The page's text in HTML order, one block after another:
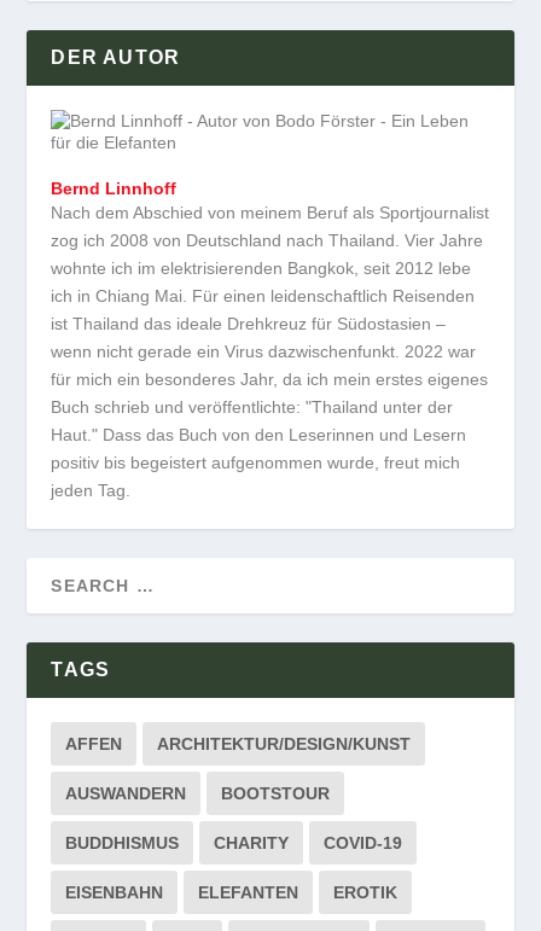
DER AUTOR
Bernd Linnhoff
Nach dem Abschied von meinem Beruf als Sportjournalist
zog ich 2008 von Deutschland nach Thailand. Vier Jahre
wohnte ich im elektrisierenden Bangkok, seit 2012 lebe
ich in Chiang Mai. Für einen leidenschaftlich Reisenden
ist Thailand das ideale Drehkreuz für Südostasien –
wenn nicht gerade ein Virus dazwischenfunkt. 2022 war
für mich ein besonderes Jahr, da ich mein erstes eigenes
Buch schrieb und veröffentlichte: "Thailand unter der
Haut." Dass das Buch von den Leserinnen und Lesern
positiv bis begeistert aufgenommen wurde, freut mich
jeden Tag.
TAGS
AFFEN ARCHITEKTUR/DESIGN/KUNST
AUSWANDERN BOOTSTOUR
BUDDHISMUS CHARITY COVID-19
EISENBAHN ELEFANTEN EROTIK